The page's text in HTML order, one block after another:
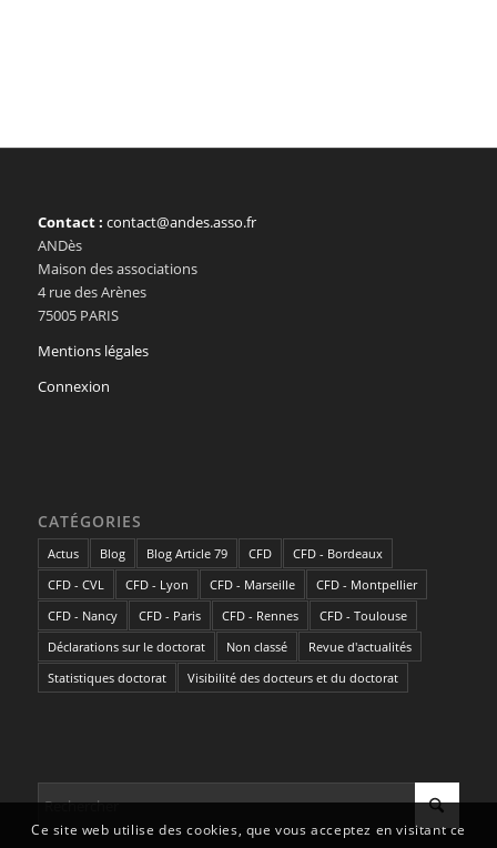
Contact : contact@andes.asso.fr
ANDès
Maison des associations
4 rue des Arènes
75005 PARIS
Mentions légales
Connexion
CATÉGORIES
Actus Blog Blog Article 79 CFD
CFD - Bordeaux
CFD - CVL
CFD - Lyon CFD - Marseille
CFD - Montpellier
CFD - Nancy
CFD - Paris CFD - Rennes
CFD - Toulouse
Déclarations sur le doctorat
Non classé
Revue d'actualités
Statistiques doctorat
Visibilité des docteurs et du doctorat
Ce site web utilise des cookies, que vous acceptez en visitant ce